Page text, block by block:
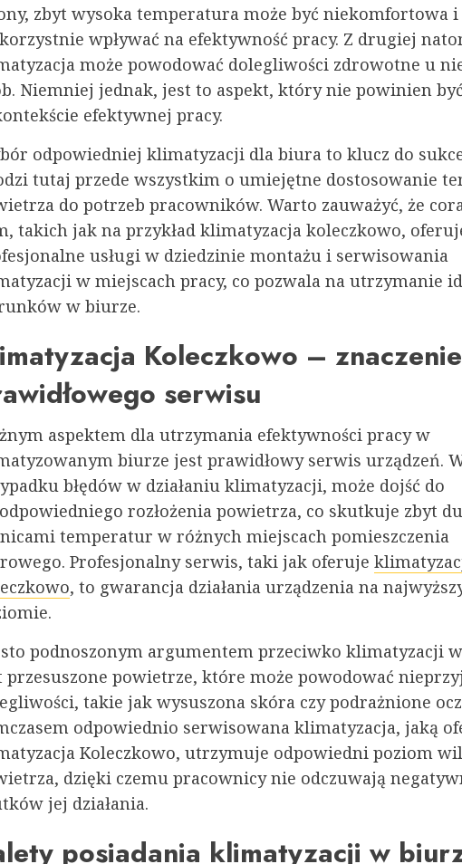
zbyt wysoka temperatura może być niekomfortowa i
wpływać na efektywność pracy. Z drugiej
może powodować dolegliwości zdrowotne u
Niemniej jednak, jest to aspekt, który nie powinien
efektywnej pracy.
odpowiedniej klimatyzacji dla biura to klucz do
tutaj przede wszystkim o umiejętne dostosowanie
do potrzeb pracowników. Warto zauważyć, że
takich jak na przykład klimatyzacja koleczkowo,
usługi w dziedzinie montażu i serwisowania
w miejscach pracy, co pozwala na utrzymanie
w biurze.
Koleczkowo – znaczenie
serwisu
aspektem dla utrzymania efektywności pracy w
biurze jest prawidłowy serwis urządzeń.
błędów w działaniu klimatyzacji, może dojść do
rozłożenia powietrza, co skutkuje zbyt
temperatur w różnych miejscach pomieszczenia
Profesjonalny serwis, taki jak oferuje
, to gwarancja działania urządzenia na
podnoszonym argumentem przeciwko klimatyzacji
przesuszone powietrze, które może powodować
takie jak wysuszona skóra czy podrażnione
odpowiednio serwisowana klimatyzacja, jaką
Koleczkowo, utrzymuje odpowiedni poziom
dzięki czemu pracownicy nie odczuwają
jej działania.
posiadania klimatyzacji w